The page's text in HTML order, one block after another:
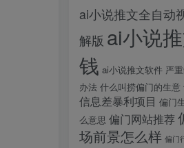
ai小说推文全自动
解版 ai小说
钱 ai小说推文软件 严
办法 什么叫捞偏门的生意
信息差暴利项目 偏门
么意思 偏门网站推荐
场前景怎么样 偏门